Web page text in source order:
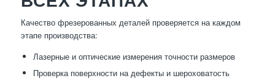
Качество фрезерованных деталей проверяется на каждом
этапе производства:
Лазерные и оптические измерения точности размеров
Проверка поверхности на дефекты и шероховатость